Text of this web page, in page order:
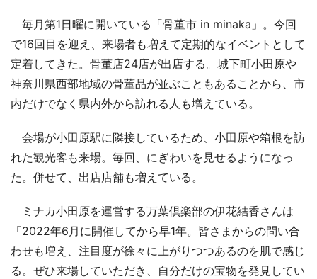
毎月第1日曜に開いている「骨董市 in minaka」。今回
で16回目を迎え、来場者も増えて定期的なイベントとして
定着してきた。骨董店24店が出店する。城下町小田原や
神奈川県西部地域の骨董品が並ぶこともあることから、市
内だけでなく県内外から訪れる人も増えている。
会場が小田原駅に隣接しているため、小田原や箱根を訪
れた観光客も来場。毎回、にぎわいを見せるようになっ
た。併せて、出店店舗も増えている。
ミナカ小田原を運営する万葉倶楽部の伊花結香さんは
「2022年6月に開催してから早1年。皆さまからの問い合
わせも増え、注目度が徐々に上がりつつあるのを肌で感じ
る。ぜひ来場していただき、自分だけの宝物を発見してい